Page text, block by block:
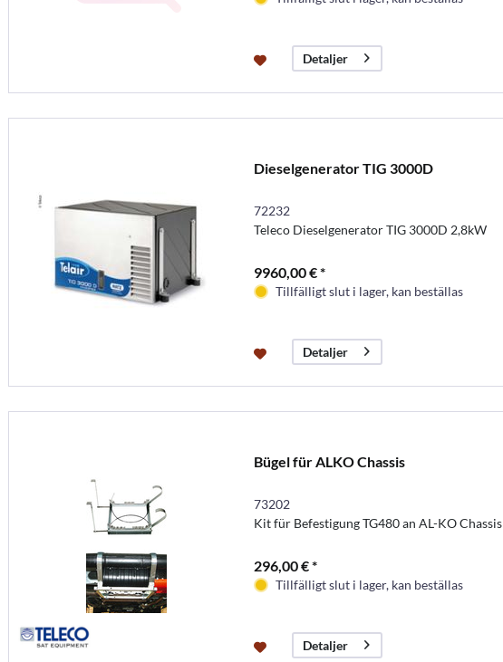
Detaljer
Dieselgenerator TIG 3000D
72232
Teleco Dieselgenerator TIG 3000D 2,8kW
9960,00 € *
Tillfälligt slut i lager, kan beställas
Detaljer
Bügel für ALKO Chassis
73202
Kit für Befestigung TG480 an AL-KO Chassis
296,00 € *
Tillfälligt slut i lager, kan beställas
Detaljer